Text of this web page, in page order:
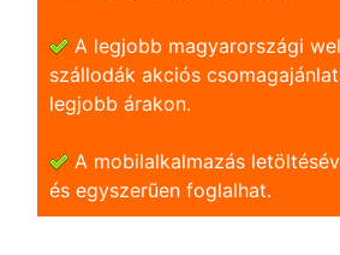
A legjobb magyarországi
szállodák akciós
legjobb árakon.
A mobilalkalmazás
és egyszerũen foglalhat.